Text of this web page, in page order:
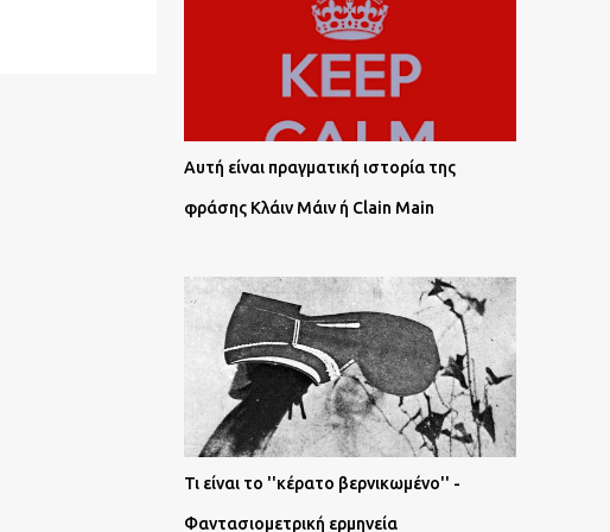
Αυτή είναι πραγματική ιστορία της
φράσης Κλάιν Μάιν ή Clain Main
Τι είναι το ''κέρατο βερνικωμένο'' -
Φαντασιομετρική ερμηνεία